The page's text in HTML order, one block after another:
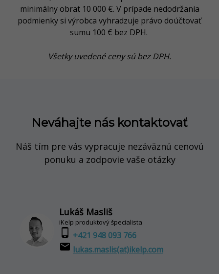
minimálny obrat 10 000 €. V prípade nedodržania
podmienky si výrobca vyhradzuje právo doúčtovať
sumu 100 € bez DPH.
Všetky uvedené ceny sú bez DPH.
Neváhajte nás kontaktovať
Náš tím pre vás vypracuje nezáväznú cenovú
ponuku a zodpovie vaše otázky
Lukáš Masliš
iKelp produktový špecialista
phone_android +421 948 093 766
email lukas.maslis(at)ikelp.com